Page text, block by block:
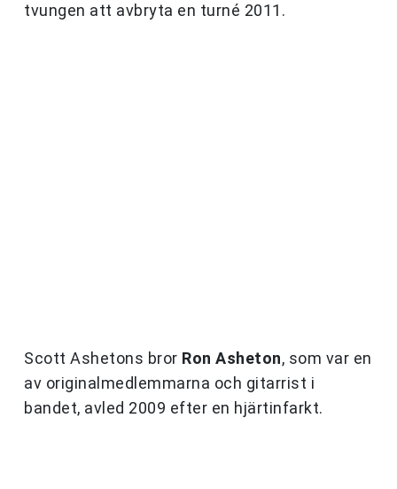
tvungen att avbryta en turné 2011.
Scott Ashetons bror Ron Asheton, som var en
av originalmedlemmarna och gitarrist i
bandet, avled 2009 efter en hjärtinfarkt.